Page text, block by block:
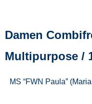
Damen
Multipurpose /
MS “FWN Paula”